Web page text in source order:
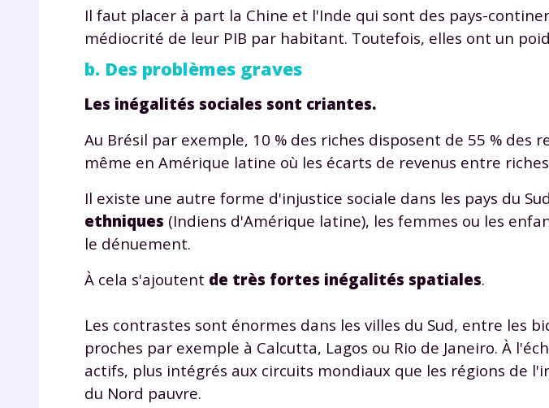
Il faut placer à part la Chine et l'Inde qui sont des pays-
médiocrité de leur PIB par habitant. Toutefois, elles ont un
b. Des problèmes graves
Les inégalités sociales sont criantes.
Au Brésil par exemple, 10 % des riches disposent de 55 % des
même en Amérique latine où les écarts de revenus entre
Il existe une autre forme d'injustice sociale dans les pays du
ethniques (Indiens d'Amérique latine), les femmes ou les
le dénuement.
À cela s'ajoutent de très fortes inégalités spatiales.
Les contrastes sont énormes dans les villes du Sud, entre les
proches par exemple à Calcutta, Lagos ou Rio de Janeiro. À
actifs, plus intégrés aux circuits mondiaux que les régions de
du Nord pauvre.
Envie de
réussir votre
notre plateforme
Fiches de cours et vidéos